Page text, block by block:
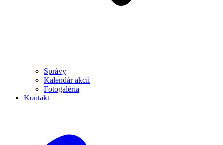
Správy
Kalendár akcií
Fotogaléria
Kontakt